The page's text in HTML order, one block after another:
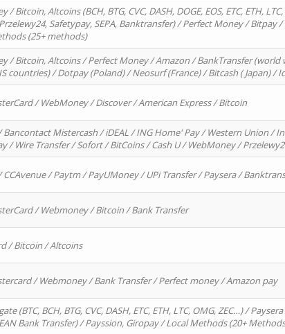
/ Bitcoin, Altcoins (BCH, BTG, CVC, DASH, DOGE, EOS, ETC, ETH,
Safetypay, SEPA, Banktransfer) / Perfect Money / Bitpay
(25+ methods)
/ Bitcoin, Altcoins / Perfect Money / Amazon / BankTransfer
countries) / Dotpay (Poland) / Neosurf (France) / Bitcash ( Japan) /
/ WebMoney / Discover / American Express / Bitcoin
Mistercash / iDEAL / ING Home' Pay / Western Union /
/ Wire Transfer / Sofort / BitCoins / Cash U / WebMoney /
CCAvenue / Paytm / PayUMoney / UPi Transfer / Paysera /
/ Webmoney / Bitcoin / Bank Transfer
/ Bitcoin / Altcoins
/ Webmoney / Bank Transfer / Perfect money / Amazon pay
(BTC, BCH, BTG, CVC, DASH, ETC, ETH, LTC, OMG, ZEC…) /
Bank Transfer) / Payssion, Giropay / Local Methods (20+